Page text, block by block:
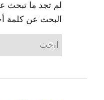
لم تجد ما تبحث
البحث عن كلمة